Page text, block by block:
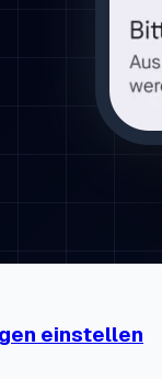
einstellen